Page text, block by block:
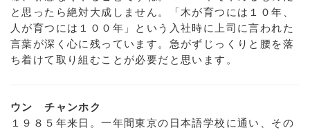
と思ったら絶対大成しません。「木が育つには１０年、
人が育つには１００年」という入社時に上司に言われた
言葉が深く心に残っています。急がずじっくりと腰を落
ち着けて取り組むことが必要だと思います。
ウン チャンホク
１９８５年来日。一年間東京の日本語学校に通い、その